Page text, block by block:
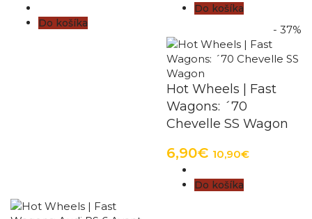
Do košíka
Do košíka
- 37%
Hot Wheels | Fast
Wagons: ´70
Chevelle SS Wagon
6,90€ 10,90€
Do košíka